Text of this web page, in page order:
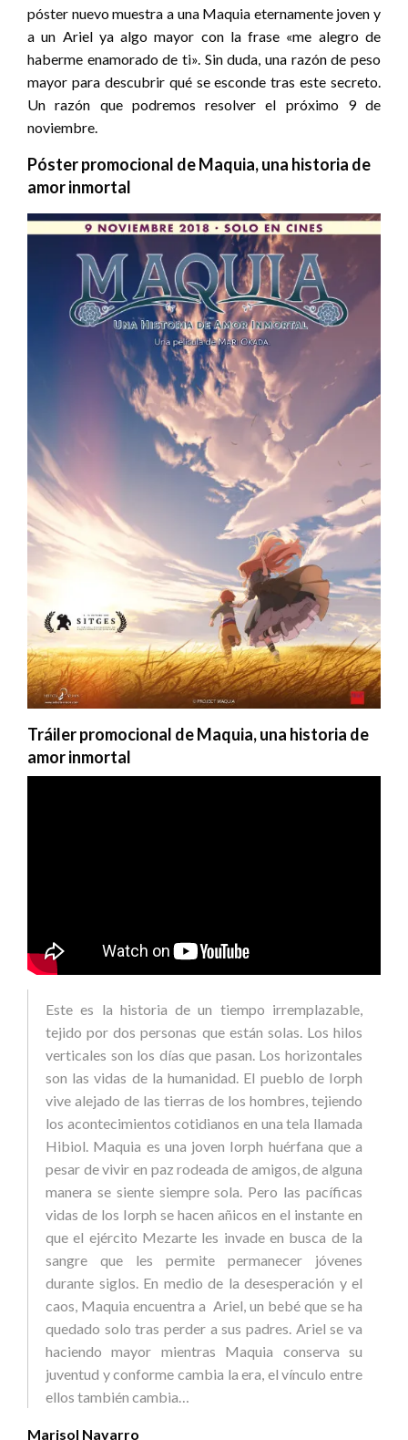
póster nuevo muestra a una Maquia eternamente joven y
a un Ariel ya algo mayor con la frase «me alegro de
haberme enamorado de ti». Sin duda, una razón de peso
mayor para descubrir qué se esconde tras este secreto.
Un razón que podremos resolver el próximo 9 de
noviembre.
Póster promocional de Maquia, una historia de
amor inmortal
Tráiler promocional de Maquia, una historia de
amor inmortal
Este es la historia de un tiempo irremplazable,
tejido por dos personas que están solas. Los hilos
verticales son los días que pasan. Los horizontales
son las vidas de la humanidad. El pueblo de Iorph
vive alejado de las tierras de los hombres, tejiendo
los acontecimientos cotidianos en una tela llamada
Hibiol. Maquia es una joven Iorph huérfana que a
pesar de vivir en paz rodeada de amigos, de alguna
manera se siente siempre sola. Pero las pacíficas
vidas de los Iorph se hacen añicos en el instante en
que el ejército Mezarte les invade en busca de la
sangre que les permite permanecer jóvenes
durante siglos. En medio de la desesperación y el
caos, Maquia encuentra a Ariel, un bebé que se ha
quedado solo tras perder a sus padres. Ariel se va
haciendo mayor mientras Maquia conserva su
juventud y conforme cambia la era, el vínculo entre
ellos también cambia…
Marisol Navarro